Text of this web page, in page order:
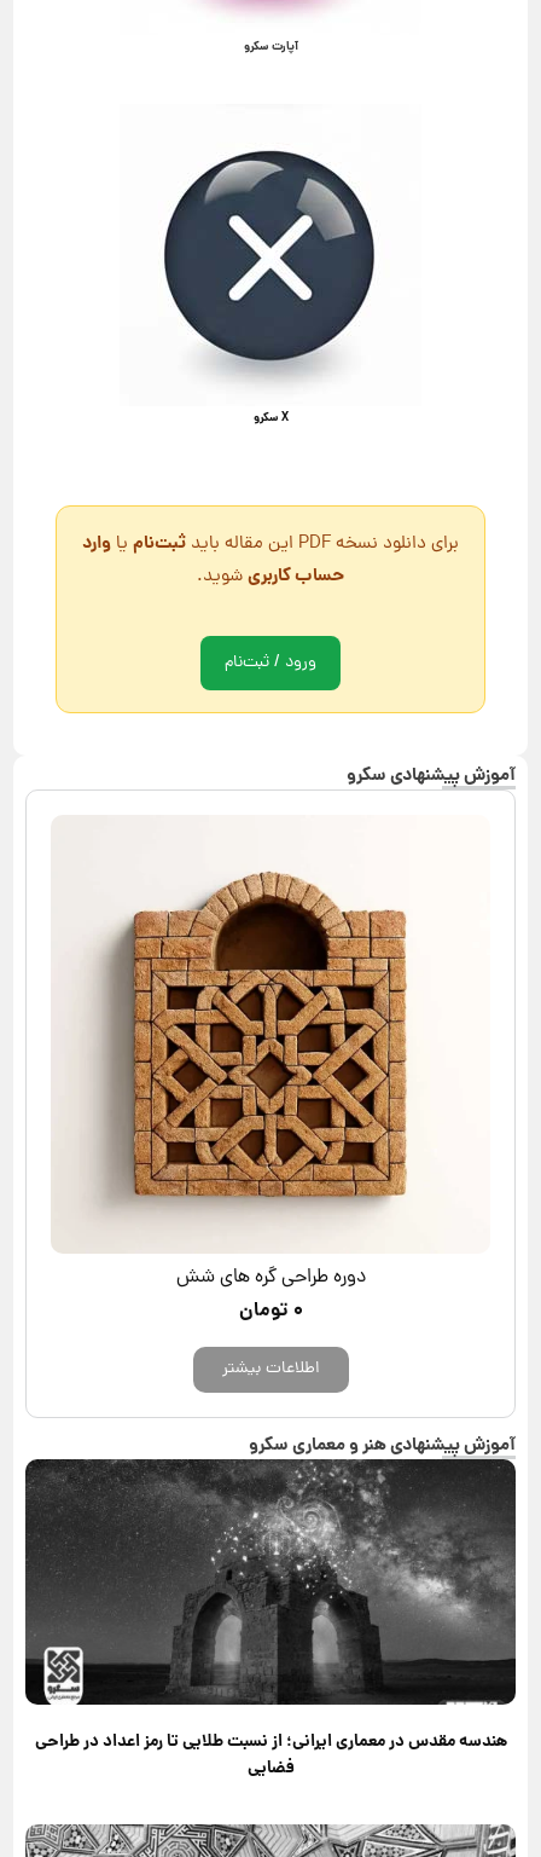
آپارت سکرو
X سکرو
برای دانلود نسخه PDF این مقاله باید ثبت‌نام یا وارد
حساب کاربریشوید.
ورود / ثبت‌نام
آموزش پیشنهادی سکرو
دوره طراحی گره های شش
۰ تومان
اطلاعات بیشتر
آموزش پیشنهادی هنر و معماری سکرو
هندسه مقدس در معماری ایرانی؛ از نسبت طلایی تا رمز اعداد در طراحی
فضایی